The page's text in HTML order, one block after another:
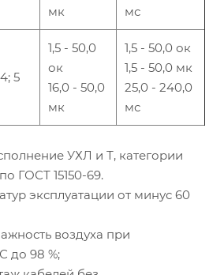
мк
мс
5
1,5 - 50,0
ок
16,0 - 50,0
мк
1,5 - 50,0 ок
1,5 - 50,0 мк
25,0 - 240,0
мс
УХЛ и Т, категории
ГОСТ 15150-69.
эксплуатации от минус 60
воздуха при
до 98 %;